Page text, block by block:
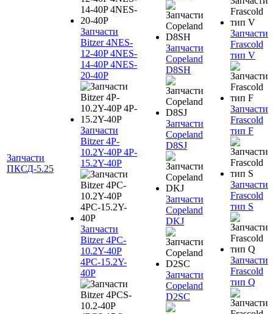
Запчасти
ПКСД-5.25
Запчасти
Bitzer 4NES-
12-40P 4NES-
14-40P 4NES-
20-40P
Запчасти
Bitzer 4P-
10.2Y-40P 4P-
15.2Y-40P
Запчасти
Bitzer 4PC-
10.2Y-40P
4PC-15.2Y-
40P
Запчасти
Copeland
D8SH
Запчасти
Copeland
D8SJ
Запчасти
Copeland
DKJ
Запчасти
Copeland
D2SC
Запчасти
Frascold
тип V
Запчасти
Frascold
тип F
Запчасти
Frascold
тип S
Запчасти
Frascold
тип Q